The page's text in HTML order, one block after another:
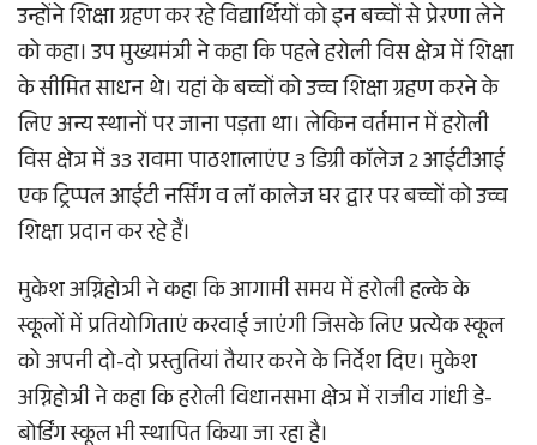
उन्होंने शिक्षा ग्रहण कर रहे विद्यार्थियों को इन बच्चों से प्रेरणा लेने
को कहा। उप मुख्यमंत्री ने कहा कि पहले हरोली विस क्षेत्र में शिक्षा
के सीमित साधन थे। यहां के बच्चों को उच्च शिक्षा ग्रहण करने के
लिए अन्य स्थानों पर जाना पड़ता था। लेकिन वर्तमान में हरोली
विस क्षेत्र में 33 रावमा पाठशालाएंए 3 डिग्री काॅलेज 2 आईटीआई
एक ट्रिप्पल आईटी नर्सिंग व लाॅ कालेज घर द्वार पर बच्चों को उच्च
शिक्षा प्रदान कर रहे हैं।
मुकेश अग्निहोत्री ने कहा कि आगामी समय में हरोली हल्के के
स्कूलों में प्रतियोगिताएं करवाई जाएंगी जिसके लिए प्रत्येक स्कूल
को अपनी दो-दो प्रस्तुतियां तैयार करने के निर्देश दिए। मुकेश
अग्निहोत्री ने कहा कि हरोली विधानसभा क्षेत्र में राजीव गांधी डे-
बोर्डिंग स्कूल भी स्थापित किया जा रहा है।